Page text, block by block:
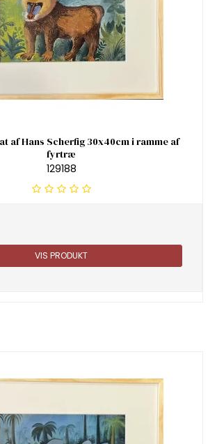
af Hans Scherfig 30x40cm i ramme af
fyrtræ
129188
VIS PRODUKT